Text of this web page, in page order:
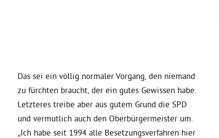
Daniel Freund, MdEP
Das sei ein völlig normaler Vorgang, den niemand
zu fürchten braucht, der ein gutes Gewissen habe.
Letzteres treibe aber aus gutem Grund die SPD
und vermutlich auch den Oberbürgermeister um.
„Ich habe seit 1994 alle Besetzungsverfahren hier